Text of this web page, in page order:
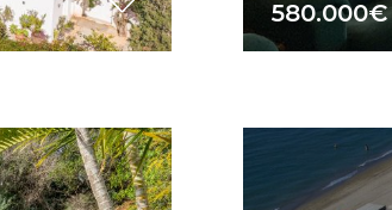
580.000€